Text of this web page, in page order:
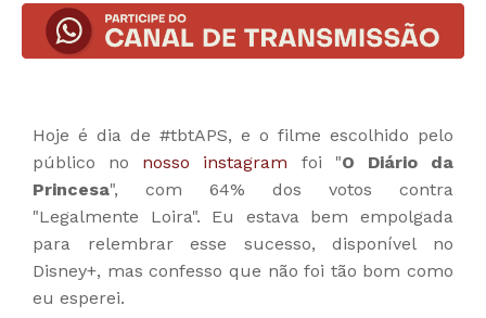
Hoje é dia de #tbtAPS, e o filme escolhido pelo
público no nosso instagram foi "O Diário da
Princesa", com 64% dos votos contra
"Legalmente Loira". Eu estava bem empolgada
para relembrar esse sucesso, disponível no
Disney+, mas confesso que não foi tão bom como
eu esperei.